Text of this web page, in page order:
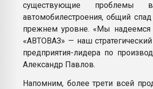
существующие проблемы
автомобилестроения, общий
прежнем уровне. «Мы надеемся
«АВТОВАЗ» — наш
предприятия-лидера по
Александр Павлов.
Напомним, более трети всей